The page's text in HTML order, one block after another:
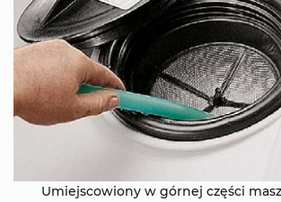
Umiejscowiony w górnej części